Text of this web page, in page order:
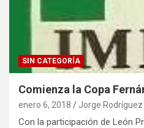
SIN CATEGORÍA
Comienza la Copa
enero 6, 2018 Jorge Rodríguez
Con la participación de León